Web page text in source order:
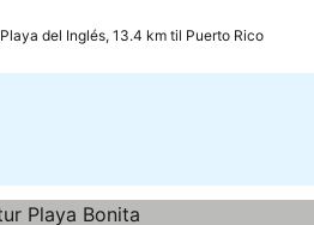
Playa del Inglés, 13.4 km til Puerto Rico